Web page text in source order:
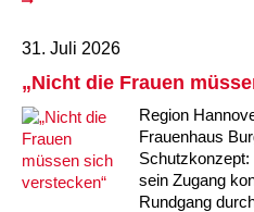
31. Juli 2026
„Nicht die Frauen
Region
Frauenhaus
Schutzkonzept:
sein Zugang
Rundgang